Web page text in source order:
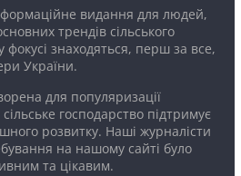
видання для людей,
трендів сільського
знаходяться, перш за все,
України.
для популяризації
господарство підтримує
розвитку. Наші журналісти
на нашому сайті було
та цікавим.